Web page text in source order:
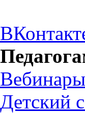
Вебинары
Детский